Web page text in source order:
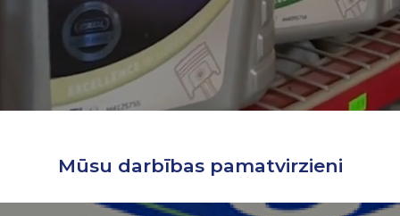
Mūsu darbības pamatvirzieni